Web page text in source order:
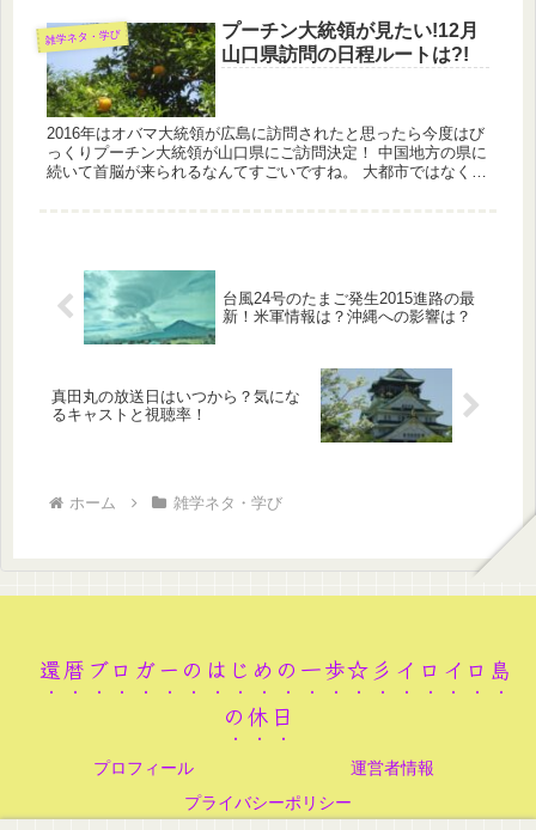
雑学ネタ・学び
プーチン大統領が見たい!12月
山口県訪問の日程ルートは?!
2016年はオバマ大統領が広島に訪問されたと思ったら今度はび
っくりプーチン大統領が山口県にご訪問決定！ 中国地方の県に
続いて首脳が来られるなんてすごいですね。 大都市ではなく地
台風24号のたまご発生2015進路の最
新！米軍情報は？沖縄への影響は？
真田丸の放送日はいつから？気にな
るキャストと視聴率！
ホーム 雑学ネタ・学び
還暦ブロガーのはじめの一歩☆彡イロイロ島
の休日
プロフィール
運営者情報
プライバシーポリシー